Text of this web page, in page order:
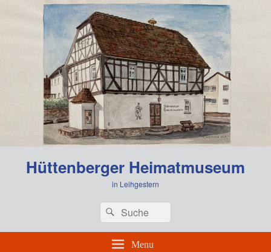
Hüttenberger Heimatmuseum
in Leihgestern
Search
for:
Search
Menu